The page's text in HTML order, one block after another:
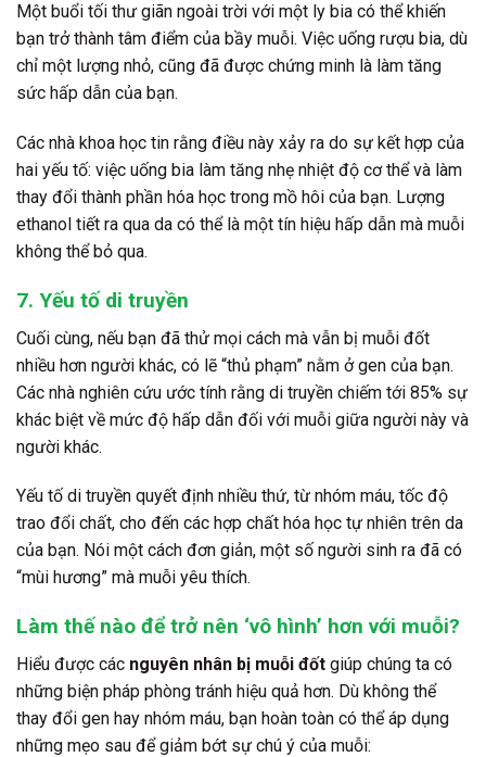
Một buổi tối thư giãn ngoài trời với một ly bia có thể khiến
bạn trở thành tâm điểm của bầy muỗi. Việc uống rượu bia, dù
chỉ một lượng nhỏ, cũng đã được chứng minh là làm tăng
sức hấp dẫn của bạn.
Các nhà khoa học tin rằng điều này xảy ra do sự kết hợp của
hai yếu tố: việc uống bia làm tăng nhẹ nhiệt độ cơ thể và làm
thay đổi thành phần hóa học trong mồ hôi của bạn. Lượng
ethanol tiết ra qua da có thể là một tín hiệu hấp dẫn mà muỗi
không thể bỏ qua.
7. Yếu tố di truyền
Cuối cùng, nếu bạn đã thử mọi cách mà vẫn bị muỗi đốt
nhiều hơn người khác, có lẽ “thủ phạm” nằm ở gen của bạn.
Các nhà nghiên cứu ước tính rằng di truyền chiếm tới 85% sự
khác biệt về mức độ hấp dẫn đối với muỗi giữa người này và
người khác.
Yếu tố di truyền quyết định nhiều thứ, từ nhóm máu, tốc độ
trao đổi chất, cho đến các hợp chất hóa học tự nhiên trên da
của bạn. Nói một cách đơn giản, một số người sinh ra đã có
“mùi hương” mà muỗi yêu thích.
Làm thế nào để trở nên ‘vô hình’ hơn với muỗi?
Hiểu được các nguyên nhân bị muỗi đốt giúp chúng ta có
những biện pháp phòng tránh hiệu quả hơn. Dù không thể
thay đổi gen hay nhóm máu, bạn hoàn toàn có thể áp dụng
những mẹo sau để giảm bớt sự chú ý của muỗi: